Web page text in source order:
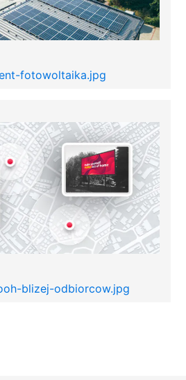
fotowoltaika.jpg
blizej-odbiorcow.jpg